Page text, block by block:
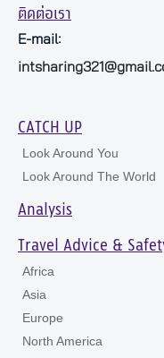
ติดต่อเรา
E-mail:
CATCH UP
Look Around You
Look Around The World
Analysis
Travel Advice &
Africa
Asia
Europe
North America